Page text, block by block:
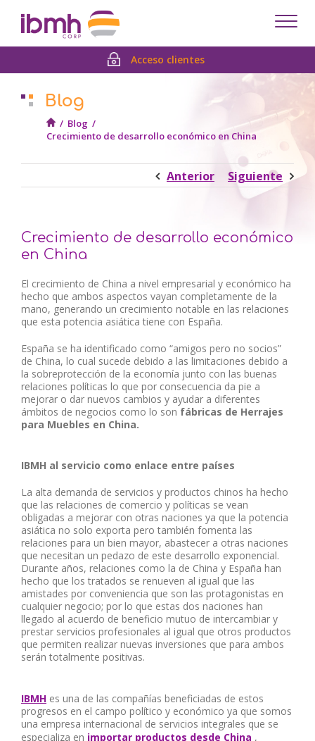
Acceso clientes
Blog
/ Blog /
Crecimiento de desarrollo económico en China
Anterior Siguiente
Crecimiento de desarrollo económico
en China
El crecimiento de China a nivel empresarial y económico ha
hecho que ambos aspectos vayan completamente de la
mano, generando un crecimiento notable en las relaciones
que esta potencia asiática tiene con España.
España se ha identificado como “amigos pero no socios”
de China, lo cual sucede debido a las limitaciones debido a
la sobreprotección de la economía junto con las buenas
relaciones políticas lo que por consecuencia da pie a
mejorar o dar nuevos cambios y ayudar a diferentes
ámbitos de negocios como lo son fábricas de Herrajes
para Muebles en China.
IBMH al servicio como enlace entre países
La alta demanda de servicios y productos chinos ha hecho
que las relaciones de comercio y políticas se vean
obligadas a mejorar con otras naciones ya que la potencia
asiática no solo exporta pero también fomenta las
relaciones para un bien mayor, abastecer a otras naciones
que necesitan un pedazo de este desarrollo exponencial.
Durante años, relaciones como la de China y España han
hecho que los tratados se renueven al igual que las
amistades por conveniencia que son las protagonistas en
cualquier negocio; por lo que estas dos naciones han
llegado al acuerdo de beneficio mutuo de intercambiar y
prestar servicios profesionales al igual que otros productos
que permiten realizar nuevas inversiones que para ambos
serán totalmente positivas.
IBMH es una de las compañías beneficiadas de estos
progresos en el campo político y económico ya que somos
una empresa internacional de servicios integrales que se
especializa en importar productos desde China ,